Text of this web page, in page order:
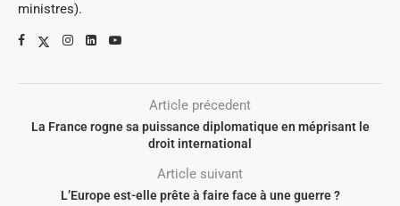
ministres).
Article précedent
La France rogne sa puissance diplomatique en méprisant le
droit international
Article suivant
L’Europe est-elle prête à faire face à une guerre ?